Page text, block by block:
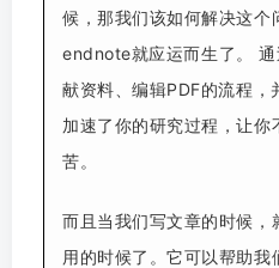
候，那我们该如何解决这个
endnote就应运而生了。
献资料、编辑PDF的流程，
加速了你的研究过程，让你
苦。
而且当我们写文章的时候，
用的时候了。它可以帮助